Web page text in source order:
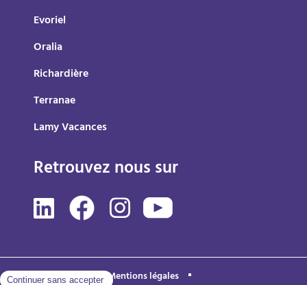
Evoriel
Oralia
Richardière
Terranae
Lamy Vacances
Retrouvez nous sur
Mentions légales